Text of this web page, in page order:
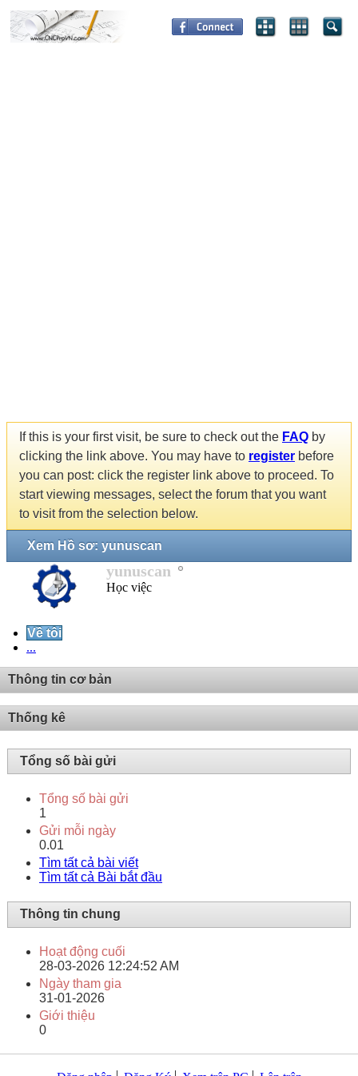
If this is your first visit, be sure to check out the FAQ by
clicking the link above. You may have to register before
you can post: click the register link above to proceed. To
start viewing messages, select the forum that you want
to visit from the selection below.
Xem Hồ sơ: yunuscan
yunuscan
Học việc
Về tôi
...
Thông tin cơ bản
Thống kê
Tổng số bài gửi
Tổng số bài gửi
1
Gửi mỗi ngày
0.01
Tìm tất cả bài viết
Tìm tất cả Bài bắt đầu
Thông tin chung
Hoạt động cuối
28-03-2026 12:24:52 AM
Ngày tham gia
31-01-2026
Giới thiệu
0